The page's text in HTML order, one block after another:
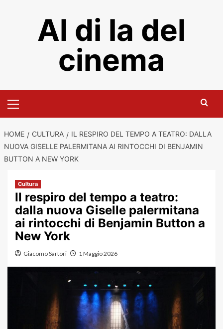
Al di la del
cinema
Menu
HOME CULTURA
IL RESPIRO DEL TEMPO A TEATRO: DALLA
NUOVA GISELLE PALERMITANA AI RINTOCCHI DI BENJAMIN
BUTTON A NEW YORK
Cultura
Il respiro del tempo a teatro:
dalla nuova Giselle palermitana
ai rintocchi di Benjamin Button a
New York
Giacomo Sartori 1 Maggio 2026